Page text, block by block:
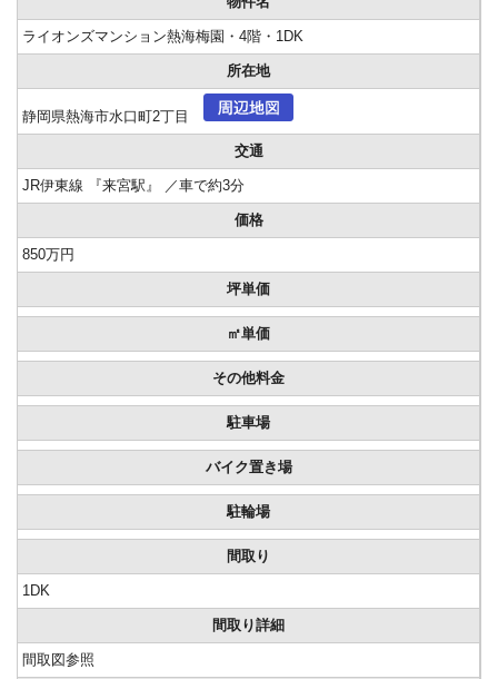
ライオンズマンション熱海梅園・4階・1DK
所在地
静岡県熱海市水口町2丁目
交通
JR伊東線 『来宮駅』 ／車で約3分
価格
850万円
坪単価
㎡単価
その他料金
駐車場
バイク置き場
駐輪場
間取り
1DK
間取り詳細
間取図参照